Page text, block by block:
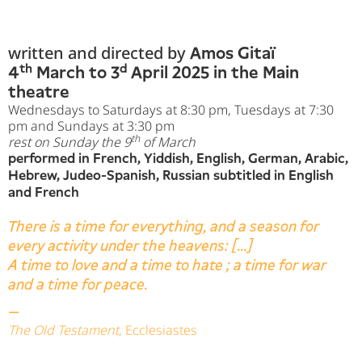
written and directed by Amos Gitaï
4th March to 3d April 2025 in the Main
theatre
Wednesdays to Saturdays at 8:30 pm, Tuesdays at 7:30
pm and Sundays at 3:30 pm
rest on Sunday the 9thof March
performed in French, Yiddish, English, German, Arabic,
Hebrew, Judeo-Spanish, Russian subtitled in English
and French
There is a time for everything, and a season for
every activity under the heavens: [...]
A time to love and a time to hate ; a time for war
and a time for peace.
—
The Old Testament, Ecclesiastes